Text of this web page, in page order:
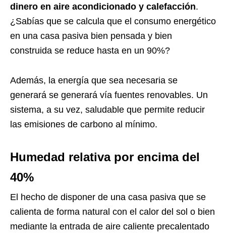
dinero en aire acondicionado y calefacción.
¿Sabías que se calcula que el consumo energético
en una casa pasiva bien pensada y bien
construida se reduce hasta en un 90%?
Además, la energía que sea necesaria se
generará se generará vía fuentes renovables. Un
sistema, a su vez, saludable que permite reducir
las emisiones de carbono al mínimo.
Humedad relativa por encima del
40%
El hecho de disponer de una casa pasiva que se
calienta de forma natural con el calor del sol o bien
mediante la entrada de aire caliente precalentado